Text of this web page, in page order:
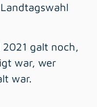
galt noch,
war, wer
war.